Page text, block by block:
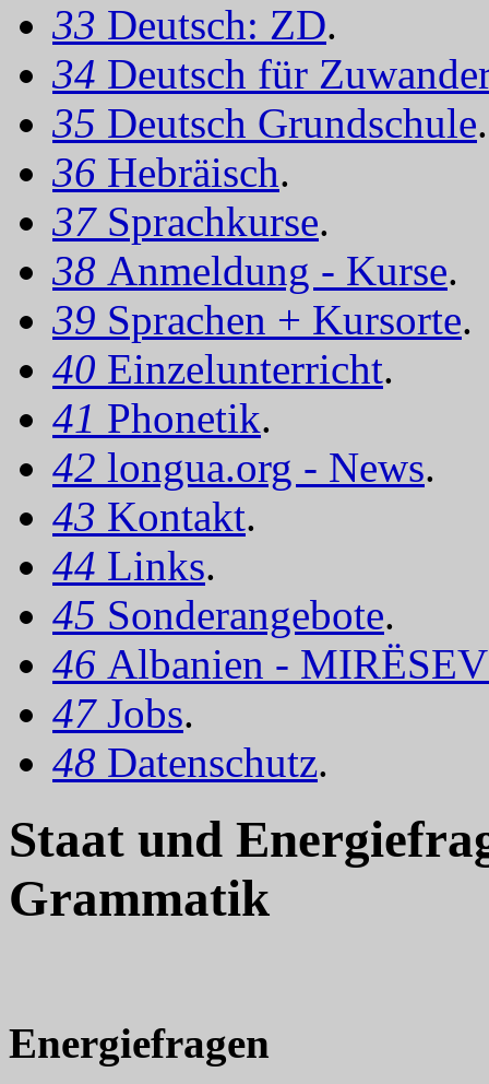
33 Deutsch: ZD.
34 Deutsch für
35 Deutsch Grundschule.
36 Hebräisch.
37 Sprachkurse.
38 Anmeldung - Kurse.
39 Sprachen + Kursorte.
40 Einzelunterricht.
41 Phonetik.
42 longua.org - News.
43 Kontakt.
44 Links.
45 Sonderangebote.
46 Albanien -
47 Jobs.
48 Datenschutz.
Staat und
Grammatik
Energiefragen